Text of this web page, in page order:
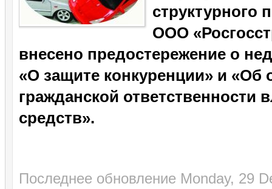
структурного
ООО
внесено предостережение о
«О защите конкуренции» и «Об
гражданской ответственности
средств».
Последнее обновление Monday, 29